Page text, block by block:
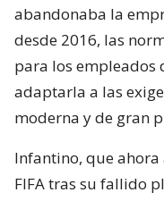
abandonaba la
desde 2016, las
para los empleados
adaptarla a las
moderna y de gran
Infantino, que
FIFA tras su fallido